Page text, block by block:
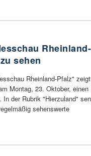
Rheinland-
sehen
Rheinland-Pfalz" zeigt
Montag, 23. Oktober, einen
In der Rubrik "Hierzuland"
sehenswerte